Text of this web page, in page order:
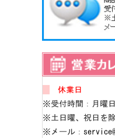
休業日
※受付時間：月曜
※土日曜、祝日を除
※メール：